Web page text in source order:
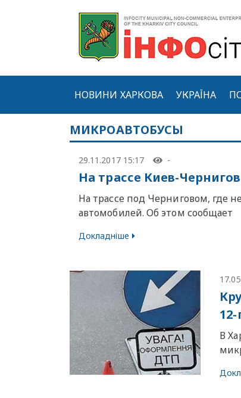
НОВИНИ ХАРКОВА УКРАЇНА
МИКРОАВТОБУСЫ
29.11.2017 15:17 -
На трассе Киев-
На трассе под Черниговом, где
автомобилей. Об этом сообщает
Докладніше
В